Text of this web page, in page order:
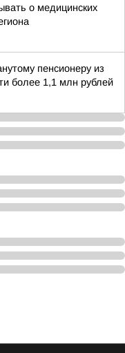
о медицинских
пенсионеру из
более 1,1 млн рублей